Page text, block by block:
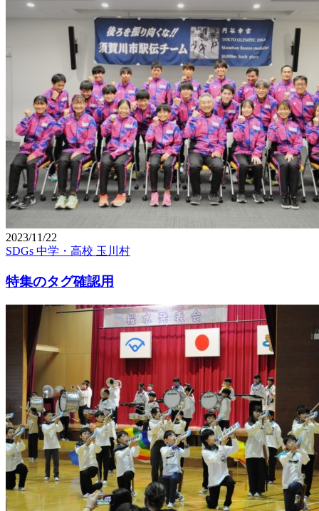
2023/11/22
SDGs 中学・高校 玉川村
特集のタグ確認用